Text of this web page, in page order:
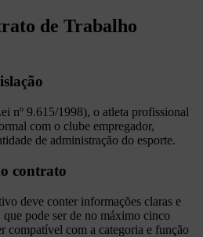
de Trabalho
nº 9.615/1998), o atleta profissional
com o clube empregador,
de administração do esporte.
contrato
deve conter informações claras e
pode ser de no máximo cinco
compatível com a categoria e função